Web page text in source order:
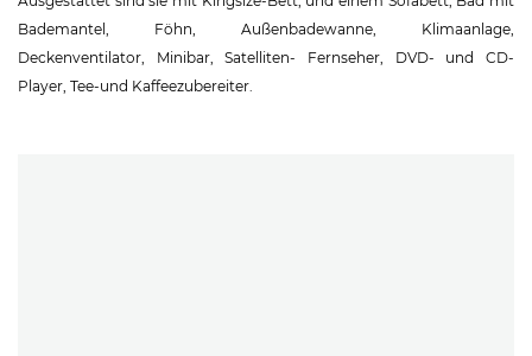
Bademantel, Föhn, Außenbadewanne, Klimaanlage,
Deckenventilator, Minibar, Satelliten- Fernseher, DVD- und CD-
Player, Tee-und Kaffeezubereiter.